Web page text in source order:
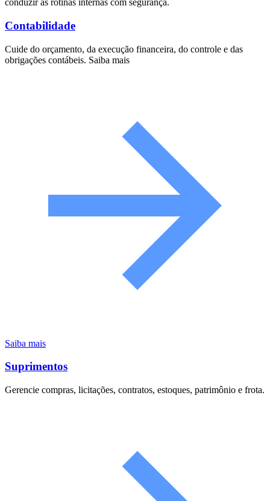
conduzir as rotinas internas com segurança.
Contabilidade
Cuide do orçamento, da execução financeira, do controle e das
obrigações contábeis. Saiba mais
Saiba mais
Suprimentos
Gerencie compras, licitações, contratos, estoques, patrimônio e frota.